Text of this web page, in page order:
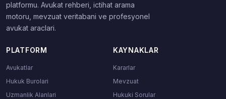
platformu. Avukat rehberi, ictihat arama
motoru, mevzuat veritabani ve profesyonel
avukat araclari.
PLATFORM
Avukatlar
Hukuk Burolari
Uzmanlik Alanlari
KAYNAKLAR
Kararlar
Mevzuat
Hukuki Sorular